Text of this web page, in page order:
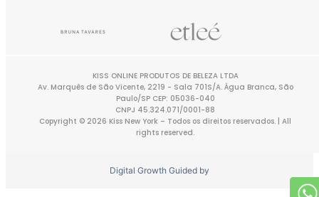
KISS ONLINE PRODUTOS DE BELEZA LTDA
Av. Marquês de São Vicente, 2219 - Sala 701S/A. Água Branca, São
Paulo/SP CEP: 05036-040
CNPJ 45.324.071/0001-88
Copyright © 2026 Kiss New York – Todos os direitos reservados. | All
rights reserved.
Digital Growth Guided by